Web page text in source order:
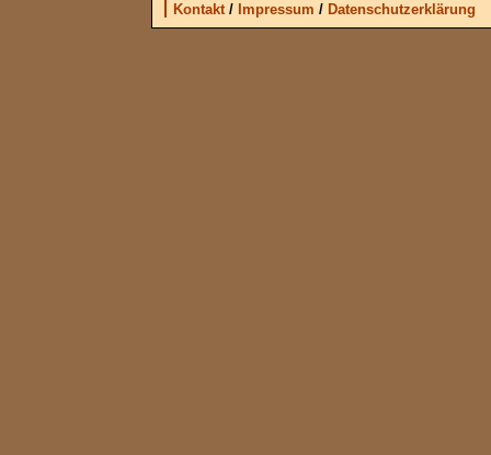
Kontakt/ Impressum / Datenschutzerklärung